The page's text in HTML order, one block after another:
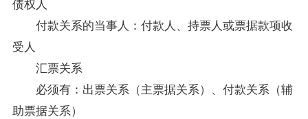
付款关系的当事人：付款人、持票人或票据款项收
受人
汇票关系
必须有：出票关系（主票据关系）、付款关系（辅
助票据关系）